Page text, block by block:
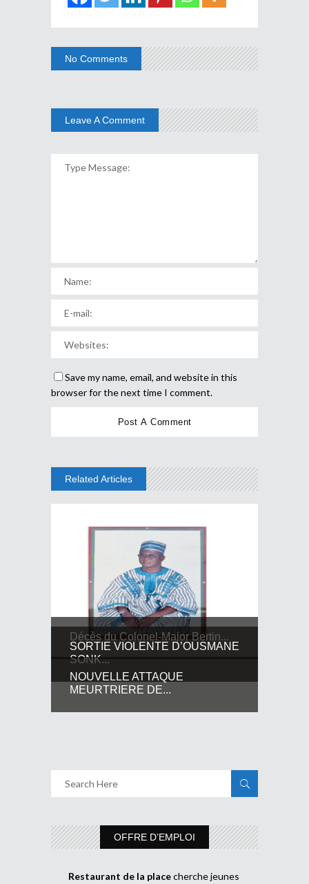
No Comments
Leave A Comment
Save my name, email, and website in this
browser for the next time I comment.
Related Articles
Décès du Colonel-Major Bertin...
SORTIE VIOLENTE D’OUSMANE
SONK...
NOUVELLE ATTAQUE
MEURTRIERE DE...
OFFRE D’EMPLOI
Restaurant de la placecherche jeunes